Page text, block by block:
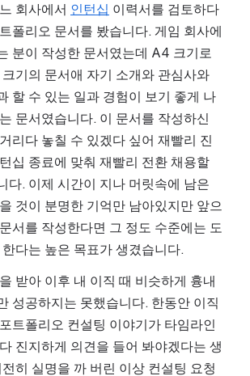
회사에서 인턴십 이력서를 검토하다
폴리오 문서를 봤습니다. 게임 회사에
분이 작성한 문서였는데 A4 크기로
기의 문서애 자기 소개와 관심사와
할 수 있는 일과 경험이 보기 좋게 나
문서였습니다. 이 문서를 작성하신
리다 놓칠 수 있겠다 싶어 재빨리 진
십 종료에 맞춰 재빨리 전환 채용할
다. 이제 시간이 지나 머릿속에 남은
것이 분명한 기억만 남아있지만 앞으
서를 작성한다면 그 정도 수준에는 도
다는 높은 목표가 생겼습니다.
받아 이후 내 이직 때 비슷하게 흉내
성공하지는 못했습니다. 한동안 이직
트폴리오 컨설팅 이야기가 타임라인
진지하게 의견을 들어 봐야겠다는 생
히 실명을 까 버린 이상 컨설팅 요청